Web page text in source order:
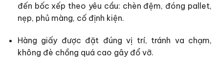
đến bốc xếp theo yêu cầu: chèn đệm, đóng pallet,
nẹp, phủ màng, cố định kiện.
Hàng giấy được đặt đúng vị trí, tránh va chạm,
không đè chồng quá cao gây đổ vỡ.